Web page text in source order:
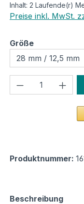
Inhalt: 2 Laufende(r)
Preise inkl. MwSt.
Größeauswählen
Produkt
Produktnummer:
Beschreibung